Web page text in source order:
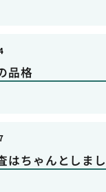
品格
はちゃんとしま